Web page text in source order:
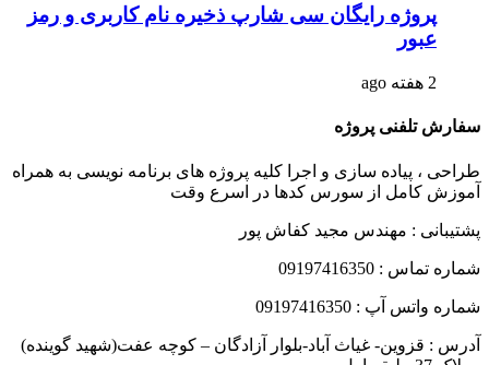
پروژه رایگان سی شارپ ذخیره نام کاربری و رمز
عبور
2 هفته ago
سفارش تلفنی پروژه
طراحی ، پیاده سازی و اجرا کلیه پروژه های برنامه نویسی به همراه
آموزش کامل از سورس کدها در اسرع وقت
پشتیبانی : مهندس مجید کفاش پور
شماره تماس : 09197416350
شماره واتس آپ : 09197416350
آدرس : قزوین- غیاث آباد-بلوار آزادگان – کوچه عفت(شهید گوینده)